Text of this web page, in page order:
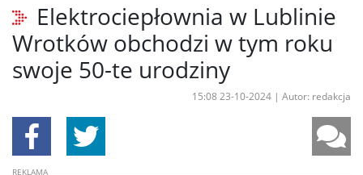
Elektrociepłownia w Lublinie
Wrotków obchodzi w tym roku
swoje 50-te urodziny
15:08 23-10-2024 | Autor: redakcja